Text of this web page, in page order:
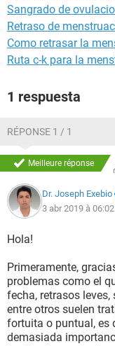
Sangrado de
Retraso de
Como retrasar la
Ruta c-k para la
1 respuesta
RÉPONSE 1 / 1
Meilleure réponse
Dr. Joseph Exebio
3 abr 2019 à 06:02
Hola!
Primeramente,
problemas como el
fecha, retrasos
entre otros suelen
fortuita o puntual, es
demasiada